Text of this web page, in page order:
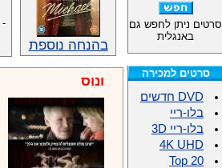
בהנחה נוספת
ונוס
סרטים ניתן לחפש גם
באנגלית
סרטים למכירה
DVD חדשים
בלו-ריי
בלו-ריי 3D
4K UHD
Top 20